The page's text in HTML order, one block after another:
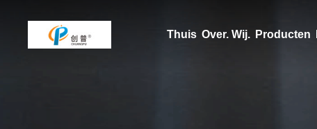
Thuis Over. Wij. Producten